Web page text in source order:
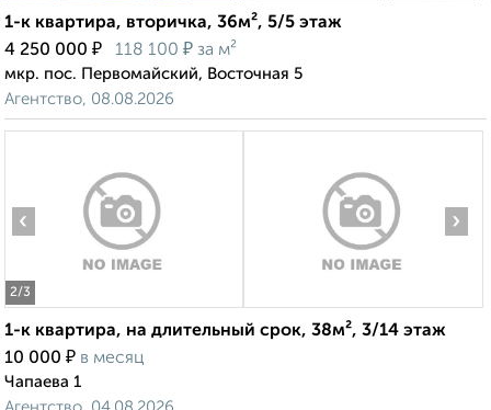
1-к квартира, вторичка, 36м², 5/5 этаж
4 250 000 ₽ 118 100 ₽ за м²
мкр. пос. Первомайский, Восточная 5
Агентство, 08.08.2026
2/3
‹ ›
1-к квартира, на длительный срок, 38м², 3/14 этаж
10 000 ₽ в месяц
Чапаева 1